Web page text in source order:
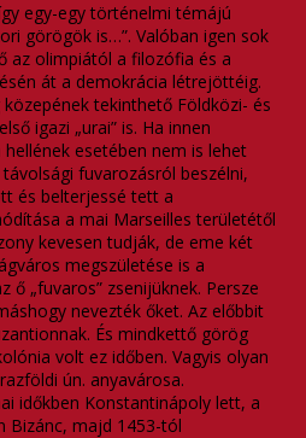
egy-egy történelmi témájú
görögök is…”. Valóban igen sok
az olimpiától a filozófia és a
át a demokrácia létrejöttéig.
tekinthető Földközi- és
igazi „urai” is. Ha innen
esetében nem is lehet
fuvarozásról beszélni,
és belterjessé tett a
a mai Marseilles területétől
kevesen tudják, de eme két
megszületése is a
ő „fuvaros” zsenijüknek. Persze
nevezték őket. Az előbbit
És mindkettő görög
volt ez időben. Vagyis olyan
ún. anyavárosa.
időkben Konstantinápoly lett, a
Bizánc, majd 1453-tól